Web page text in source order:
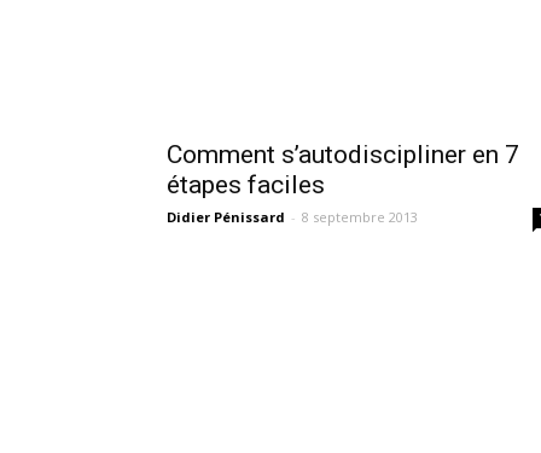
Comment s’autodiscipliner en 7
étapes faciles
Didier Pénissard - 8 septembre 2013